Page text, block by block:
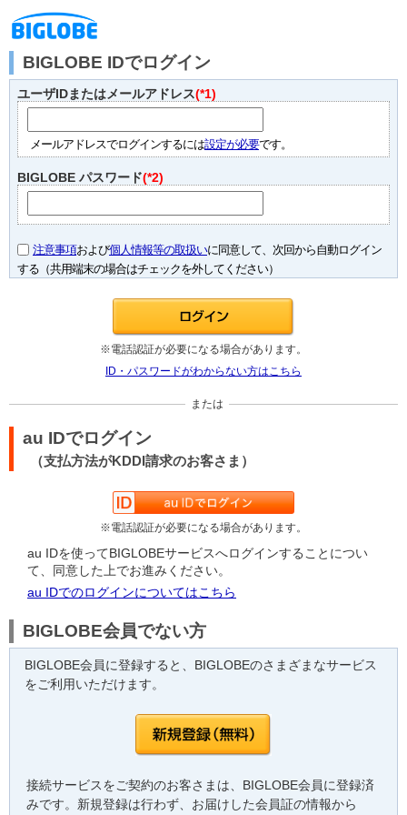
BIGLOBE IDでログイン
ユーザIDまたはメールアドレス(*1)
メールアドレスでログインするには設定が必要です。
BIGLOBE パスワード(*2)
注意事項および個人情報等の取扱いに同意して、次回から自動ログイン
する（共用端末の場合はチェックを外してください）
※電話認証が必要になる場合があります。
ID・パスワードがわからない方はこちら
または
au IDでログイン
（支払方法がKDDI請求のお客さま）
※電話認証が必要になる場合があります。
au IDを使ってBIGLOBEサービスへログインすることについ
て、同意した上でお進みください。
au IDでのログインについてはこちら
BIGLOBE会員でない方
BIGLOBE会員に登録すると、BIGLOBEのさまざまなサービス
をご利用いただけます。
接続サービスをご契約のお客さまは、BIGLOBE会員に登録済
みです。新規登録は行わず、お届けした会員証の情報から